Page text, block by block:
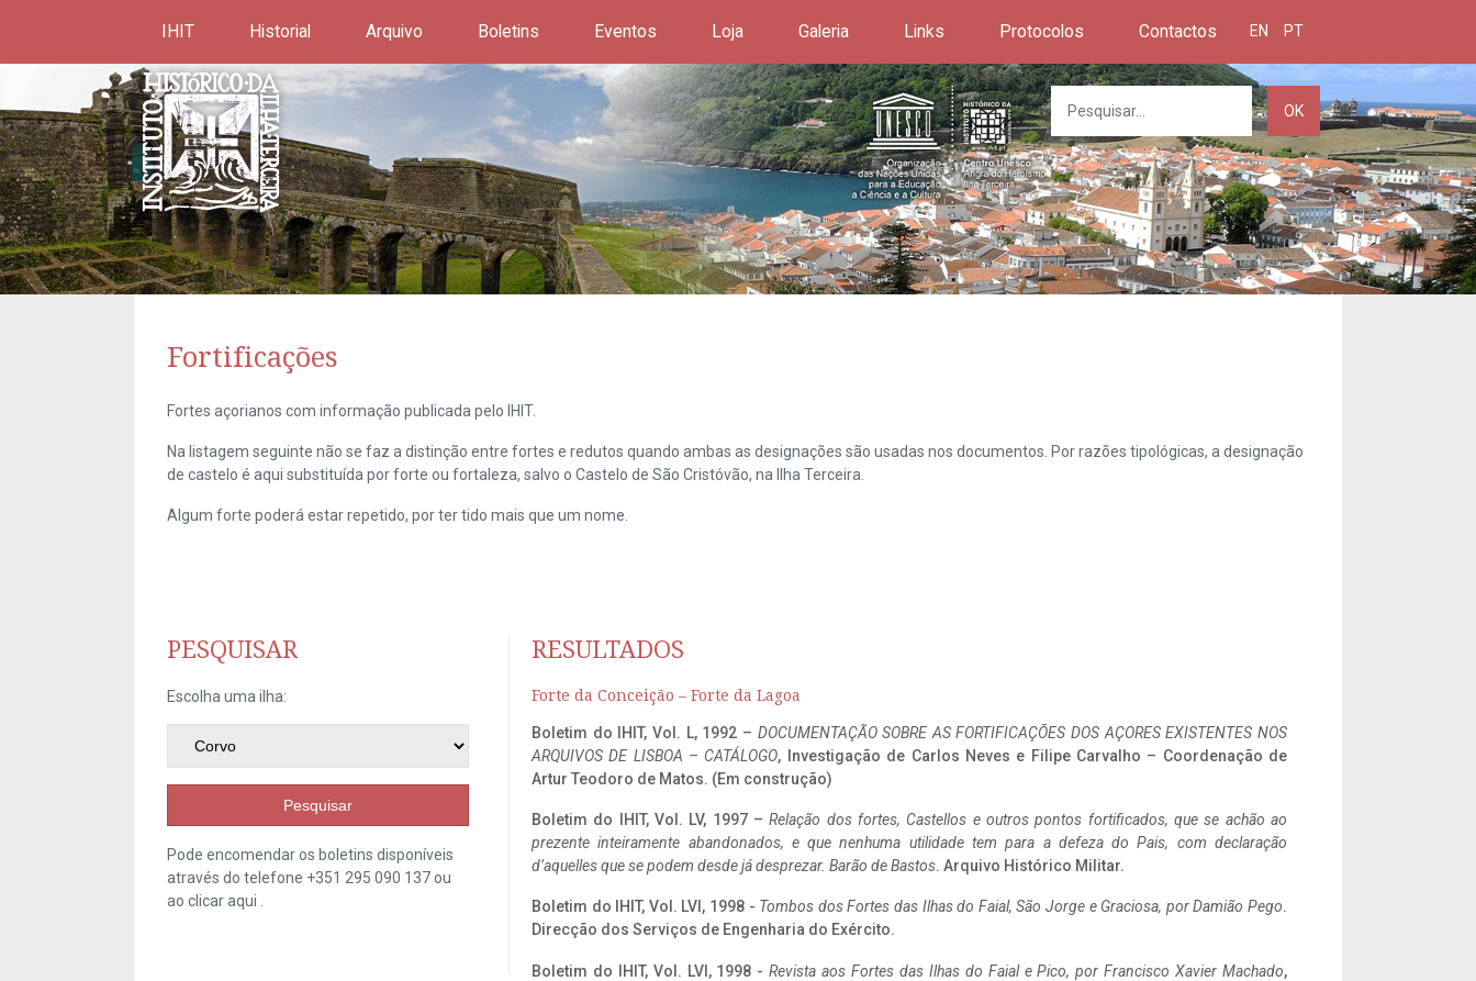
IHIT Historial Arquivo Boletins Eventos Loja Galeria Links Protocolos Contactos EN PT
OK
Fortificações
Fortes açorianos com informação publicada pelo IHIT.
Na listagem seguinte não se faz a distinção entre fortes e redutos quando ambas as designações são usadas nos documentos. Por razões tipológicas, a designação
de castelo é aqui substituída por forte ou fortaleza, salvo o Castelo de São Cristóvão, na Ilha Terceira.
Algum forte poderá estar repetido, por ter tido mais que um nome.
PESQUISAR
Escolha uma ilha:
Pesquisar
Pode encomendar os boletins disponíveis
através do telefone +351 295 090 137 ou
ao clicaraqui
RESULTADOS
Forte da Conceição – Forte da Lagoa
Boletim do IHIT, Vol. L, 1992 – DOCUMENTAÇÃO SOBRE AS FORTIFICAÇÕES DOS AÇORES EXISTENTES NOS
ARQUIVOS DE LISBOA – CATÁLOGO, Investigação de Carlos Neves e Filipe Carvalho – Coordenação de
Artur Teodoro de Matos. (Em construção)
Boletim do IHIT, Vol. LV, 1997 –Relação dos fortes, Castellos e outros pontos fortificados, que se achão ao
prezente inteiramente abandonados, e que nenhuma utilidade tem para a defeza do Pais, com declaração
d’aquelles que se podem desde já desprezar. Barão de Bastos. Arquivo Histórico Militar.
Boletim do IHIT, Vol. LVI, 1998 - Tombos dos Fortes das Ilhas do Faial, São Jorge e Graciosa, por Damião Pego.
Direcção dos Serviços de Engenharia do Exército.
Boletim do IHIT, Vol. LVI, 1998 -Revista aos Fortes das Ilhas do Faial e Pico, por Francisco Xavier Machado,